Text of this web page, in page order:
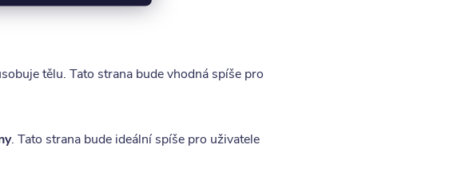
tělu. Tato strana bude vhodná spíše pro
. Tato strana bude ideální spíše pro uživatele